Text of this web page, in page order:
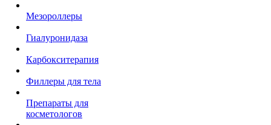
Мезороллеры
Гиалуронидаза
Карбокситерапия
Филлеры для тела
Препараты для
косметологов